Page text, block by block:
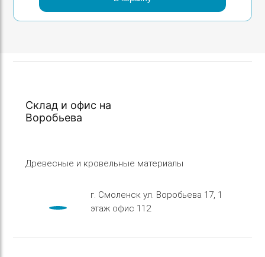
Склад и офис на
Воробьева
Древесные и кровельные материалы
г. Смоленск ул. Воробьева 17, 1
этаж офис 112